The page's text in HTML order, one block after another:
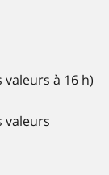
à 16 h)
valeurs